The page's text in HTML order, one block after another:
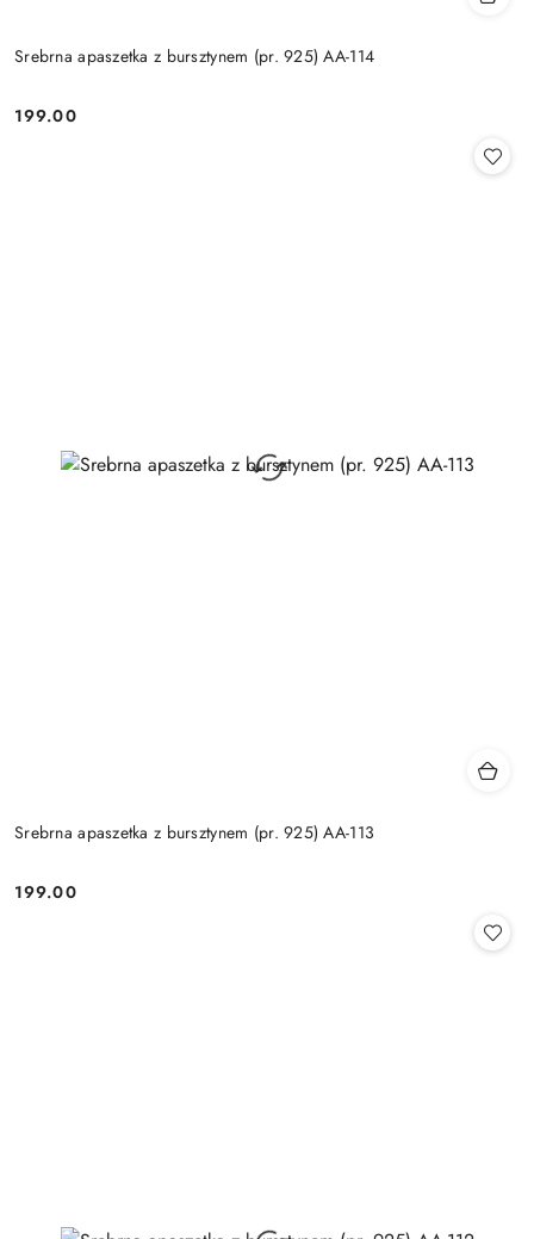
Srebrna apaszetka z bursztynem (pr. 925) AA-114
Cena:
199.00
Srebrna apaszetka z bursztynem (pr. 925) AA-113
Cena:
199.00